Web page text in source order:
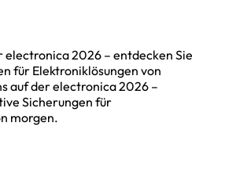
electronica 2026 – entdecken Sie
für Elektroniklösungen von
auf der electronica 2026 –
Sicherungen für
morgen.